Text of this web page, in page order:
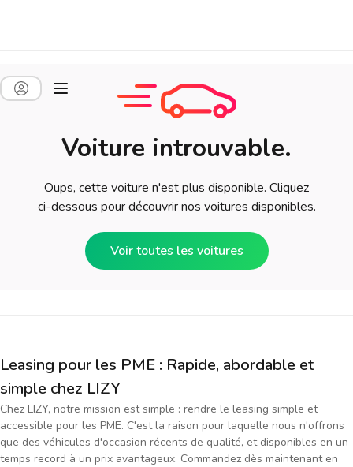
Voiture introuvable.
Oups, cette voiture n'est plus disponible. Cliquez
ci-dessous pour découvrir nos voitures disponibles.
Voir toutes les voitures
Leasing pour les PME : Rapide, abordable et
simple chez LIZY
Chez LIZY, notre mission est simple : rendre le leasing simple et
accessible pour les PME. C'est la raison pour laquelle nous n'offrons
que des véhicules d'occasion récents de qualité, et disponibles en un
temps record à un prix avantageux. Commandez dès maintenant en